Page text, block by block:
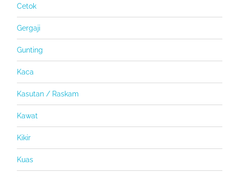
Cetok
Gergaji
Gunting
Kaca
Kasutan / Raskam
Kawat
Kikir
Kuas